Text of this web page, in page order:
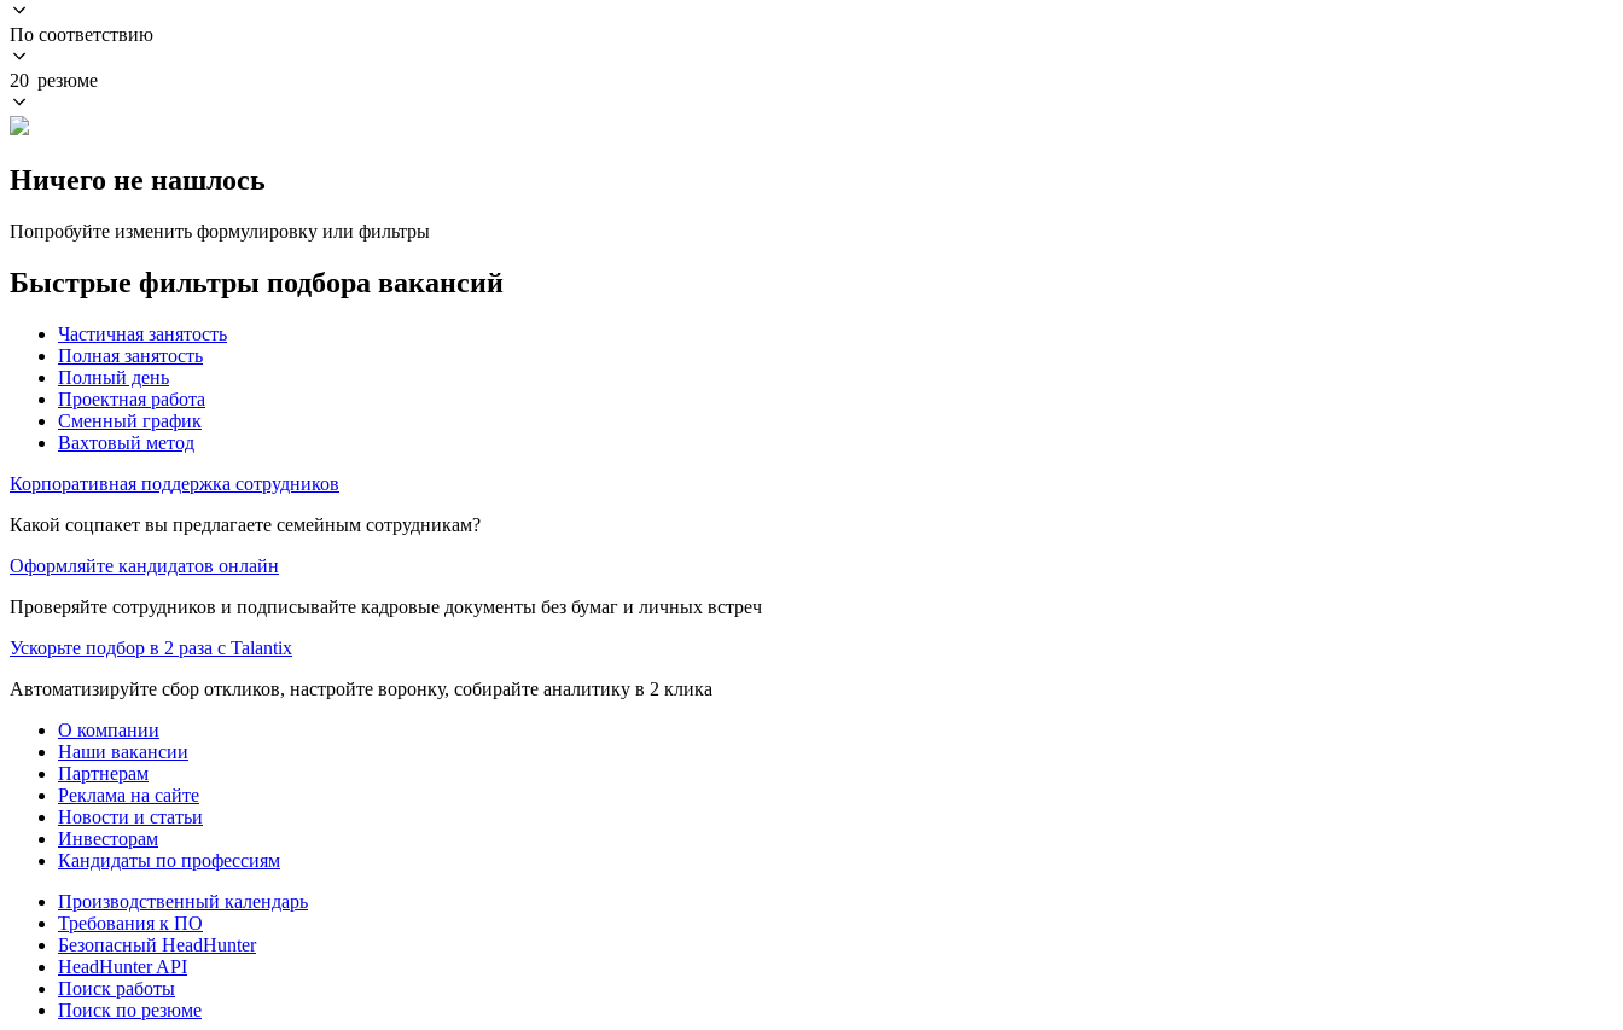
По соответствию
20 резюме
Ничего не нашлось
Попробуйте изменить формулировку или фильтры
Быстрые фильтры подбора вакансий
Частичная занятость
Полная занятость
Полный день
Проектная работа
Сменный график
Вахтовый метод
Корпоративная поддержка сотрудников
Какой соцпакет вы предлагаете семейным сотрудникам?
Оформляйте кандидатов онлайн
Проверяйте сотрудников и подписывайте кадровые документы без бумаг и личных встреч
Ускорьте подбор в 2 раза с Talantix
Автоматизируйте сбор откликов, настройте воронку, собирайте аналитику в 2 клика
О компании
Наши вакансии
Партнерам
Реклама на сайте
Новости и статьи
Инвесторам
Кандидаты по профессиям
Производственный календарь
Требования к ПО
Безопасный HeadHunter
HeadHunter API
Поиск работы
Поиск по резюме